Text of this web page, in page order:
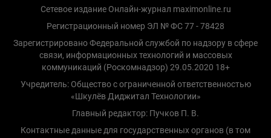
Сетевое издание Онлайн-журнал maximonline.ru
Регистрационный номер ЭЛ № ФС 77 - 78428
Зарегистрировано Федеральной службой по надзору в сфере
связи, информационных технологий и массовых
коммуникаций (Роскомнадзор) 29.05.2020 18+
Учредитель: Общество с ограниченной ответственностью
«Шкулёв Диджитал Технологии»
Главный редактор: Пучков П. В.
Контактные данные для государственных органов (в том